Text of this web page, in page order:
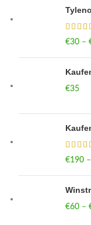
€30 –
€35
€190 –
€60 –